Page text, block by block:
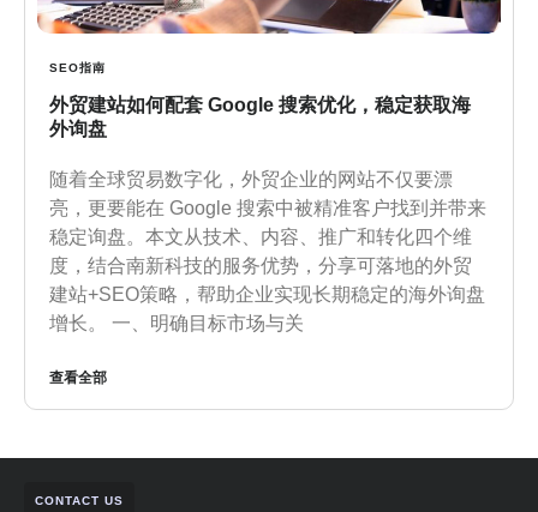
SEO指南
外贸建站如何配套 Google 搜索优化，稳定获取海
外询盘
随着全球贸易数字化，外贸企业的网站不仅要漂
亮，更要能在 Google 搜索中被精准客户找到并带来
稳定询盘。本文从技术、内容、推广和转化四个维
度，结合南新科技的服务优势，分享可落地的外贸
建站+SEO策略，帮助企业实现长期稳定的海外询盘
增长。 一、明确目标市场与关
查看全部
CONTACT US